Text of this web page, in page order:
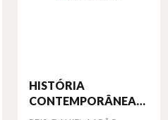
HISTÓRIA
CONTEMPORÂNEA
3:...